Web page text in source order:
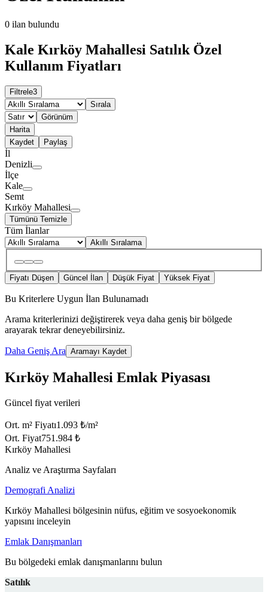
0 ilan bulundu
Kale Kırköy Mahallesi Satılık Özel
Kullanım Fiyatları
Filtrele3
Sırala
Görünüm
Harita
Kaydet
Paylaş
İl
Denizli
İlçe
Kale
Semt
Kırköy Mahallesi
Tümünü Temizle
Tüm İlanlar
Akıllı Sıralama
Fiyatı Düşen Güncel İlan Düşük Fiyat Yüksek Fiyat
Bu Kriterlere Uygun İlan Bulunamadı
Arama kriterlerinizi değiştirerek veya daha geniş bir bölgede
arayarak tekrar deneyebilirsiniz.
Daha Geniş Ara Aramayı Kaydet
Kırköy Mahallesi Emlak Piyasası
Güncel fiyat verileri
Ort. m² Fiyatı1.093 ₺/m²
Ort. Fiyat751.984 ₺
Kırköy Mahallesi
Analiz ve Araştırma Sayfaları
Demografi Analizi
Kırköy Mahallesi bölgesinin nüfus, eğitim ve sosyoekonomik
yapısını inceleyin
Emlak Danışmanları
Bu bölgedeki emlak danışmanlarını bulun
Satılık